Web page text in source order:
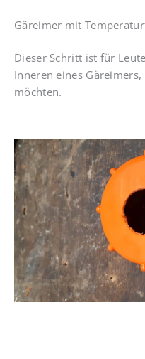
Gäreimer mit
Dieser Schritt ist für
Inneren eines
möchten.